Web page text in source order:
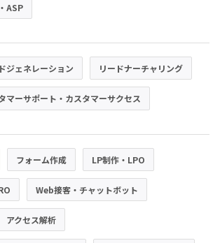
ASP
ジェネレーション リードナーチャリング
マーサポート・カスタマーサクセス
フォーム作成 LP制作・LPO
Web接客・チャットボット
アクセス解析